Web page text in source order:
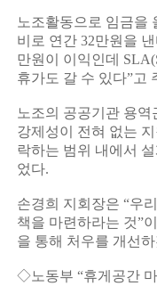
노조활동으로 임금을
비로 연간 32만원을
만원이 이익인데
휴가도 갈 수 있다”고
노조의 공공기관 용
강제성이 전혀 없는
락하는 범위 내에서
었다.
손경희 지회장은 “우
책을 마련하라는 것”
을 통해 처우를 개선
◇노동부 “휴게공간